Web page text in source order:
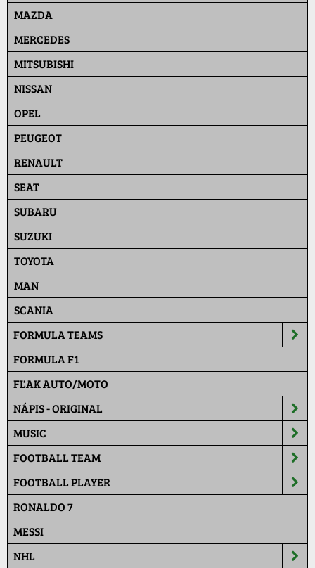
MAZDA
MERCEDES
MITSUBISHI
NISSAN
OPEL
PEUGEOT
RENAULT
SEAT
SUBARU
SUZUKI
TOYOTA
MAN
SCANIA
FORMULA TEAMS
FORMULA F1
FĽAK AUTO/MOTO
NÁPIS - ORIGINAL
MUSIC
FOOTBALL TEAM
FOOTBALL PLAYER
RONALDO 7
MESSI
NHL